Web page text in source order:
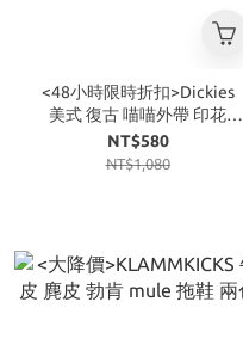
<48小時限時折扣>Dickies
美式 復古 喵喵外帶 印花
Logo 純棉 短袖 4色
NT$580
NT$1,080